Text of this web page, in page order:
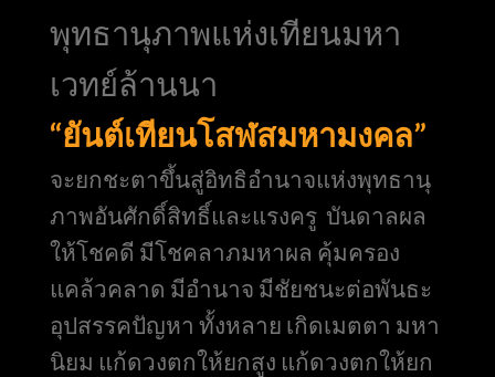
พุทธานุภาพแห่งเทียนมหา
เวทย์ล้านนา
“ยันต์เทียนโสฬสมหามงคล”
จะยกชะตาขึ้นสู่อิทธิอำนาจแห่งพุทธานุ
ภาพอันศักดิ์สิทธิ์และแรงครู บันดาลผล
ให้โชคดี มีโชคลาภมหาผล คุ้มครอง
แคล้วคลาด มีอำนาจ มีชัยชนะต่อพันธะ
อุปสรรคปัญหา ทั้งหลาย เกิดเมตตา มหา
นิยม แก้ดวงตกให้ยกสูง แก้ดวงตกให้ยก